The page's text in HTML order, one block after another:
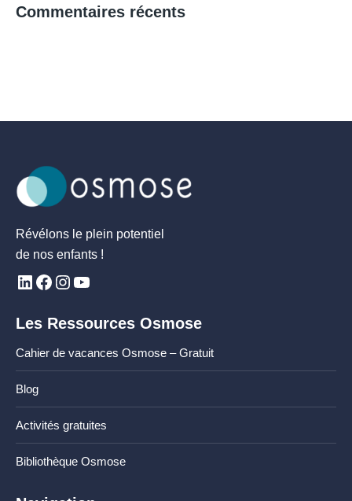
Commentaires récents
Révélons le plein potentiel
de nos enfants !
Les Ressources Osmose
Cahier de vacances Osmose – Gratuit
Blog
Activités gratuites
Bibliothèque Osmose